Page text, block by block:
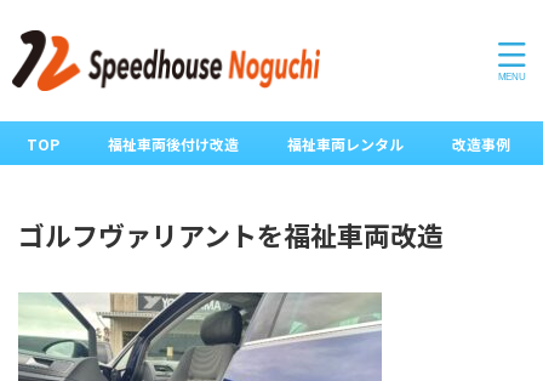
TOP 福祉車両後付け改造 福祉車両レンタル 改造事例
ゴルフヴァリアントを福祉車両改造